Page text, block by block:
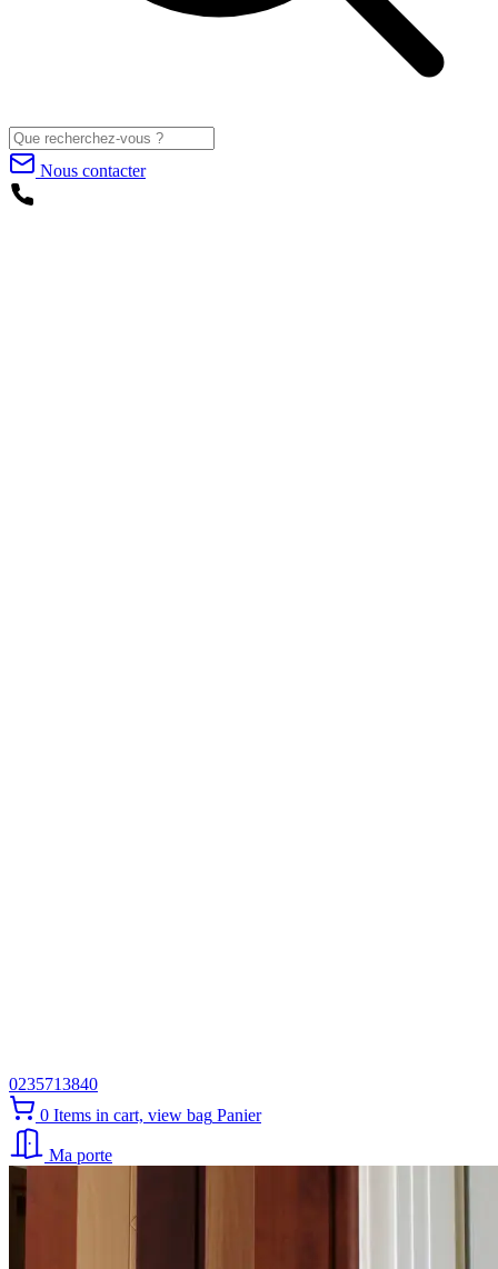
Nous contacter
0235713840
0 Items in cart, view bag Panier
Ma porte